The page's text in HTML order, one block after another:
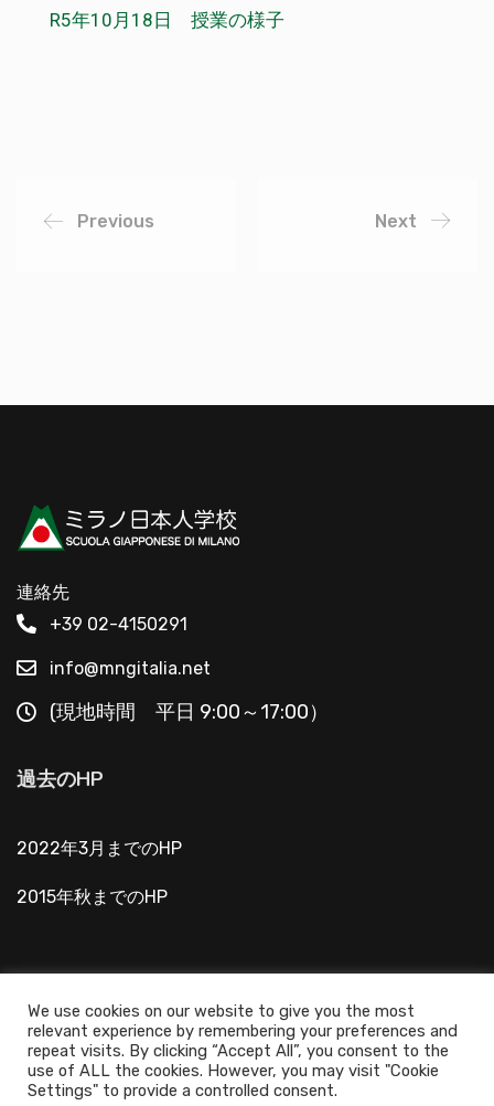
R5年10月18日 授業の様子
Previous Next
連絡先
+39 02-4150291
info@mngitalia.net
(現地時間 平日 9:00～17:00）
過去のHP
2022年3月までのHP
2015年秋までのHP
@2022 ミラノ日本人学校 - Scuola Giapponese di
Milano - C.F.: 80004210151 - P.IVA: 04903910158 - All
We use cookies on our website to give you the most
relevant experience by remembering your preferences and
repeat visits. By clicking “Accept All”, you consent to the
use of ALL the cookies. However, you may visit "Cookie
Settings" to provide a controlled consent.